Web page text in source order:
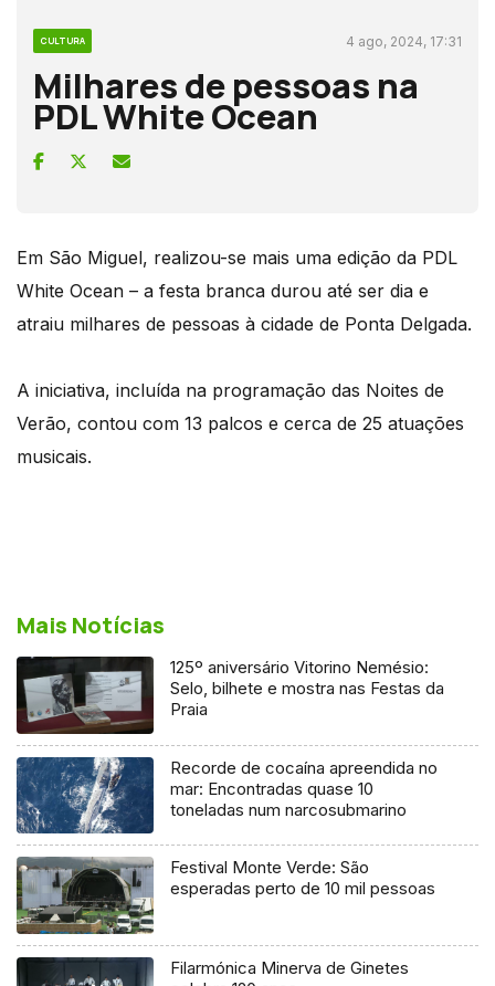
CULTURA 4 ago, 2024, 17:31
Milhares de pessoas na
PDL White Ocean
Em São Miguel, realizou-se mais uma edição da PDL
White Ocean – a festa branca durou até ser dia e
atraiu milhares de pessoas à cidade de Ponta Delgada.
A iniciativa, incluída na programação das Noites de
Verão, contou com 13 palcos e cerca de 25 atuações
musicais.
Mais Notícias
125º aniversário Vitorino Nemésio:
Selo, bilhete e mostra nas Festas da
Praia
Recorde de cocaína apreendida no
mar: Encontradas quase 10
toneladas num narcosubmarino
Festival Monte Verde: São
esperadas perto de 10 mil pessoas
Filarmónica Minerva de Ginetes